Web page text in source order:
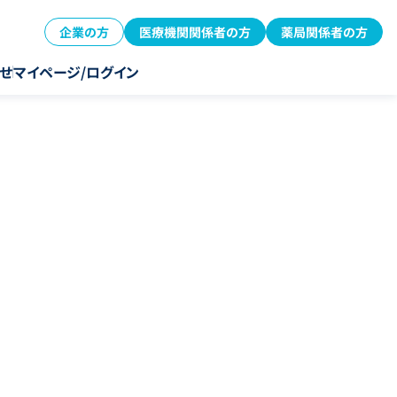
企業の方 医療機関関係者の方 薬局関係者の方
マイページ/ログイン